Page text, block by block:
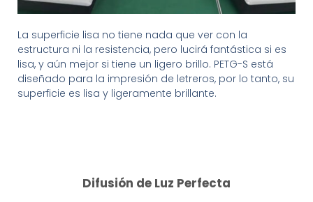
La superficie lisa no tiene nada que ver con la
estructura ni la resistencia, pero lucirá fantástica si es
lisa, y aún mejor si tiene un ligero brillo. PETG-S está
diseñado para la impresión de letreros, por lo tanto, su
superficie es lisa y ligeramente brillante.
Difusión de Luz Perfecta